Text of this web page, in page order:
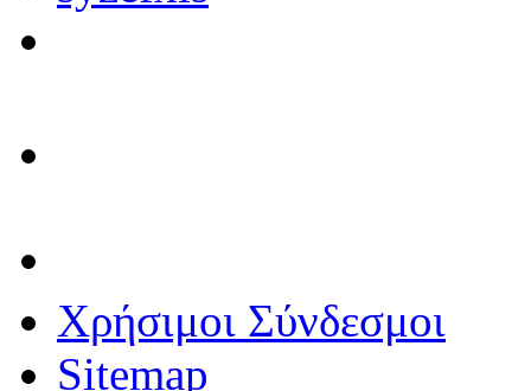
Χρήσιμοι Σύνδεσμοι
Sitemap